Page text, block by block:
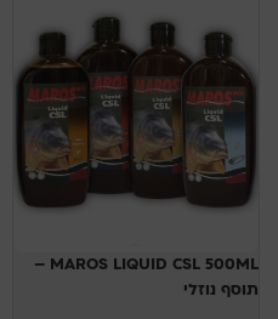
MAROS LIQUID CSL 500ML –
תוסף נוזלי